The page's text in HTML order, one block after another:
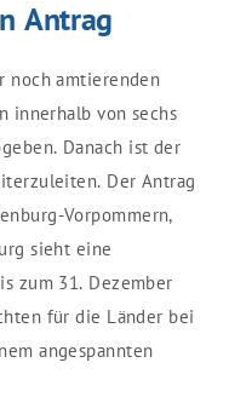
Antrag
noch amtierenden
innerhalb von sechs
Danach ist der
Der Antrag
Vorpommern,
sieht eine
zum 31. Dezember
für die Länder bei
angespannten